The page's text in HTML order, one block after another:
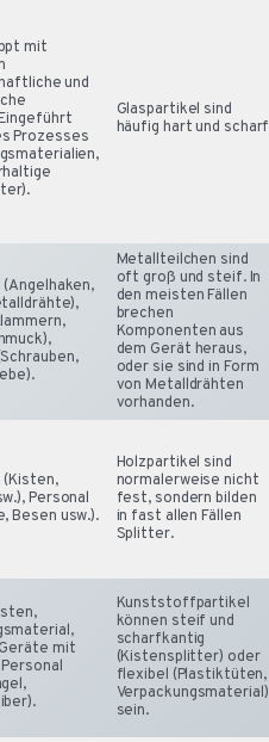
mit
und
Prozesses
Glaspartikel sind
häufig hart und scharf
Metallteilchen sind
oft groß und steif. In
den meisten Fällen
brechen
Komponenten aus
dem Gerät heraus,
oder sie sind in Form
von Metalldrähten
vorhanden.
(Kisten,
Personal
Besen usw.).
Holzpartikel sind
normalerweise nicht
fest, sondern bilden
in fast allen Fällen
Splitter.
mit
Kunststoffpartikel
können steif und
scharfkantig
(Kistensplitter) oder
flexibel (Plastiktüten,
Verpackungsmaterial)
sein.